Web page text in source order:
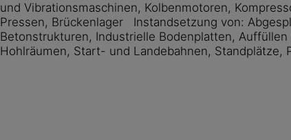
und Vibrationsmaschinen, Kolbenmotoren,
Pressen, Brückenlager Instandsetzung von:
Betonstrukturen, Industrielle Bodenplatten,
Hohlräumen, Start- und Landebahnen, Standplätze,